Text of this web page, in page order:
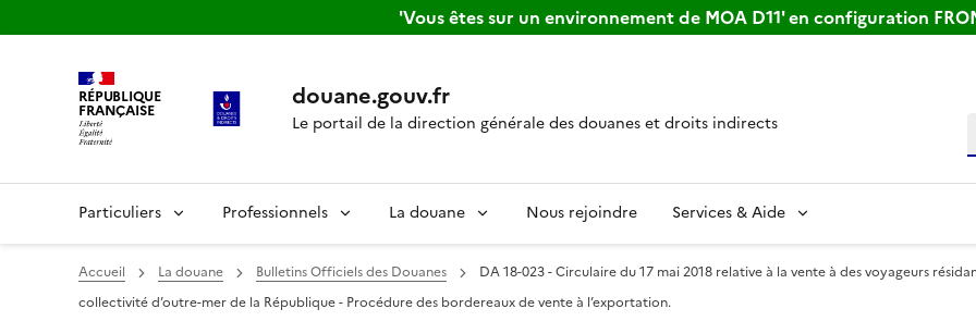
'Vous êtes sur un environnement de MOA D11' en configuration
RÉPUBLIQUE
FRANÇAISE douane.gouv.fr
Le portail de la direction générale des douanes et droits indirects
Particuliers Professionnels La douane Nous rejoindre Services & Aide
Accueil La douane Bulletins Officiels des Douanes
DA 18-023 - Circulaire du 17 mai 2018 relative à la vente à des voyageurs
collectivité d’outre-mer de la République - Procédure des bordereaux de vente à l’exportation.